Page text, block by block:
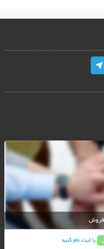
فروش
یاثبت نام کنید